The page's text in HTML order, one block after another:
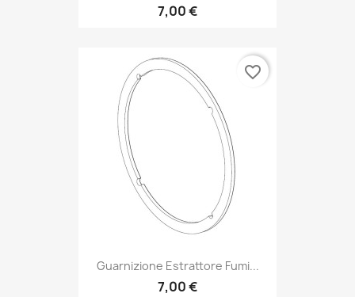
7,00 €
Guarnizione Estrattore Fumi...
7,00 €
favorite_border